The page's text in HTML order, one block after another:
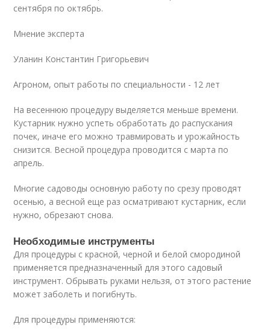
сентября по октябрь.
Мнение эксперта
Уланин Константин Григорьевич
Агроном, опыт работы по специальности - 12 лет
На весеннюю процедуру выделяется меньше времени.
Кустарник нужно успеть обработать до распускания
почек, иначе его можно травмировать и урожайность
снизится. Весной процедура проводится с марта по
апрель.
Многие садоводы основную работу по срезу проводят
осенью, а весной еще раз осматривают кустарник, если
нужно, обрезают снова.
Необходимые инструменты
Для процедуры с красной, черной и белой смородиной
применяется предназначенный для этого садовый
инструмент. Обрывать руками нельзя, от этого растение
может заболеть и погибнуть.
Для процедуры применяются: